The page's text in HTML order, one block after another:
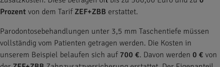
Prozent von dem TarifZEF+ZBB erstattet.
Parodontosebehandlungen unter 3,5 mm Taschentiefe müssen
vollständig vom Patienten getragen werden. Die Kosten in
unserem Beispiel belaufen sich auf 700 €. Davon werden 0 € von